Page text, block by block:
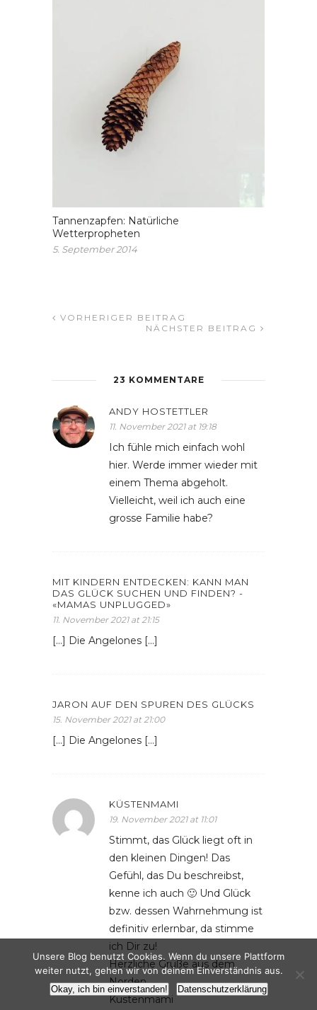
Tannenzapfen: Natürliche
Wetterpropheten
5. September 2014
VORHERIGER BEITRAG
NÄCHSTER BEITRAG
23 KOMMENTARE
ANDY HOSTETTLER
11. November 2021 at 19:18
Ich fühle mich einfach wohl
hier. Werde immer wieder mit
einem Thema abgeholt.
Vielleicht, weil ich auch eine
grosse Familie habe?
MIT KINDERN ENTDECKEN: KANN MAN
DAS GLÜCK SUCHEN UND FINDEN? -
«MAMAS UNPLUGGED»
11. November 2021 at 21:15
[…] Die Angelones […]
JARON AUF DEN SPUREN DES GLÜCKS
15. November 2021 at 21:00
[…] Die Angelones […]
KÜSTENMAMI
19. November 2021 at 11:01
Stimmt, das Glück liegt oft in
den kleinen Dingen! Das
Gefühl, das Du beschreibst,
kenne ich auch 🙂 Und Glück
bzw. dessen Wahrnehmung ist
definitiv erlernbar, da stimme
ich Dir zu!
Herzliche Grüße aus dem
Norden
Küstenmami
Unsere Blog benutzt Cookies. Wenn du unsere Plattform
weiter nutzt, gehen wir von deinem Einverständnis aus.
Okay, ich bin einverstanden! Datenschutzerklärung